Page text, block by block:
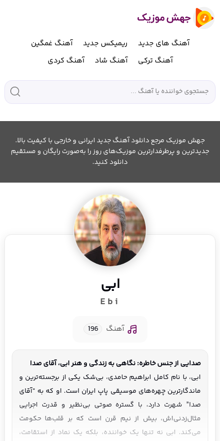
آهنگ های جدید ریمیکس جدید
آهنگ غمگین
آهنگ ترکی
آهنگ شاد آهنگ کردی
جهش موزیک مرجع دانلود آهنگ جدید ایرانی و خارجی با کیفیت بالا.
جدیدترین و پرطرفدارترین موزیک‌های روز را به‌صورت رایگان و مستقیم
دانلود کنید.
ابی
Ebi
آهنگ 196
صدایی از جنس خاطره: نگاهی به زندگی و هنر ابی، آقای صدا
ابی، با نام کامل ابراهیم حامدی، بی‌شک یکی از برجسته‌ترین و
ماندگارترین چهره‌های موسیقی پاپ ایران است. او که به “آقای
صدا” شهرت دارد، با گستره صوتی بی‌نظیر و قدرت اجرایی
مثال‌زدنی‌اش، بیش از نیم قرن است که بر قلب‌ها حکومت
می‌کند. ابی نه تنها یک خواننده، بلکه یک نماد از استقامت،